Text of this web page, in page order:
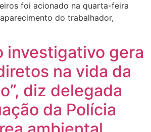
foi acionado na quarta-feira
do trabalhador,
investigativo gera
na vida da
diz delegada
da Polícia